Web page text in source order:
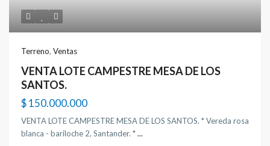
Terreno, Ventas
VENTA LOTE CAMPESTRE MESA DE LOS
SANTOS.
$ 150.000.000
VENTA LOTE CAMPESTRE MESA DE LOS SANTOS. * Vereda rosa
blanca - bariloche 2, Santander. *...